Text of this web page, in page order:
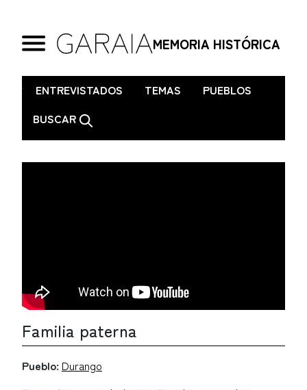
MEMORIA HISTÓRICA
. ENTREVISTADOS TEMAS
PUEBLOS
BUSCAR
Familia paterna
Pueblo: Durango